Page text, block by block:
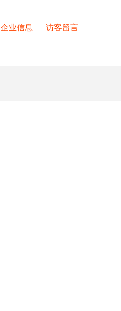
企业信息 访客留言